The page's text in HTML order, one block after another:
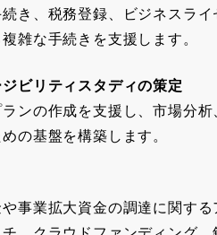
き、税務登録、ビジネスラ
雑な手続きを支援します。
ビリティスタディの策定
ンの作成を支援し、市場分
の基盤を構築します。
事業拡大資金の調達に関する